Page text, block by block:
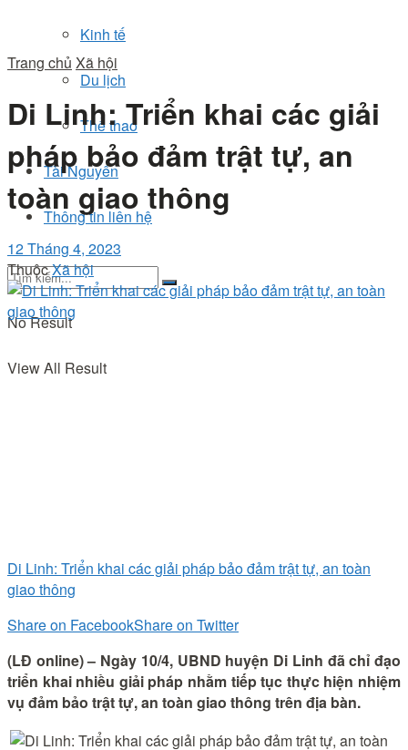
Kinh tế
Du lịch
Thể thao
Tài Nguyên
Thông tin liên hệ
No Result
View All Result
Trang chủ Xã hội
Di Linh: Triển khai các giải
pháp bảo đảm trật tự, an
toàn giao thông
12 Tháng 4, 2023
ThuộcXã hội
Di Linh: Triển khai các giải pháp bảo đảm trật tự, an toàn
giao thông
Share on FacebookShare on Twitter
(LĐ online) – Ngày 10/4, UBND huyện Di Linh đã chỉ đạo
triển khai nhiều giải pháp nhằm tiếp tục thực hiện nhiệm
vụ đảm bảo trật tự, an toàn giao thông trên địa bàn.